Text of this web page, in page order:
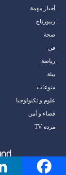
أخبار مهمة
ريبورتاج
صحة
فن
رياضة
بيئة
منوعات
علوم و تكنولوجيا
قضاء و أمن
مردة TV